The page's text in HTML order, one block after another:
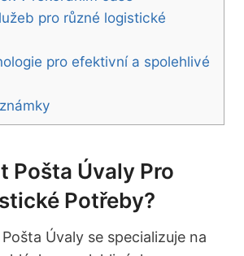
pro různé logistické
pro efektivní a spolehlivé
Pošta Úvaly Pro
Potřeby?
Úvaly se specializuje na